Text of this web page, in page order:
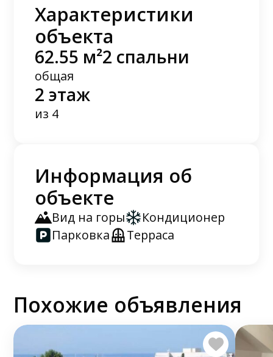
Характеристики
объекта
62.55 м²
общая
2 спальни
2 этаж
из 4
Информация об
объекте
Вид на горы
Кондиционер
Парковка
Терраса
Похожие объявления